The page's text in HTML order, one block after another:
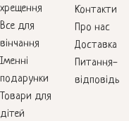
хрещення
Все для
вінчання
Іменні
подарунки
Товари для
дітей
Контакти
Про нас
Доставка
Питання-
відповідь